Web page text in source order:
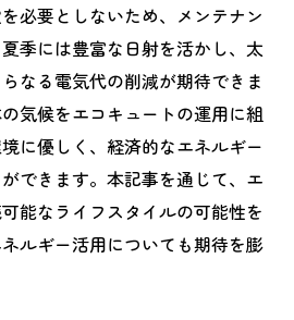
必要としないため、メンテナン
季には豊富な日射を活かし、太
なる電気代の削減が期待できま
気候をエコキュートの運用に組
に優しく、経済的なエネルギー
できます。本記事を通じて、エ
能なライフスタイルの可能性を
ルギー活用についても期待を膨